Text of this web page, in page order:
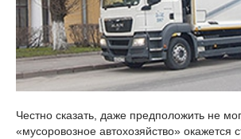
Честно сказать, даже предположить не
«мусоровозное автохозяйство» окажется